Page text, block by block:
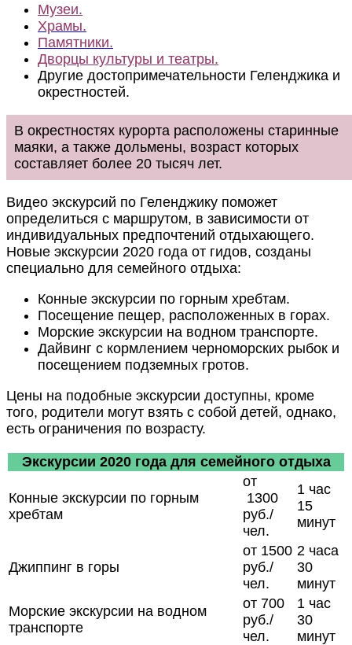
Музеи.
Храмы.
Памятники.
Дворцы культуры и театры.
Другие достопримечательности Геленджика и
окрестностей.
В окрестностях курорта расположены старинные
маяки, а также дольмены, возраст которых
составляет более 20 тысяч лет.
Видео экскурсий по Геленджику поможет
определиться с маршрутом, в зависимости от
индивидуальных предпочтений отдыхающего.
Новые экскурсии 2020 года от гидов, созданы
специально для семейного отдыха:
Конные экскурсии по горным хребтам.
Посещение пещер, расположенных в горах.
Морские экскурсии на водном транспорте.
Дайвинг с кормлением черноморских рыбок и
посещением подземных гротов.
Цены на подобные экскурсии доступны, кроме
того, родители могут взять с собой детей, однако,
есть ограничения по возрасту.
Экскурсии 2020 года для семейного отдыха
Конные экскурсии по горным
хребтам
от
1300
руб./
чел.
1 час
15
минут
Джиппинг в горы
от 1500
руб./
чел.
2 часа
30
минут
Морские экскурсии на водном
транспорте
от 700
руб./
чел.
1 час
30
минут